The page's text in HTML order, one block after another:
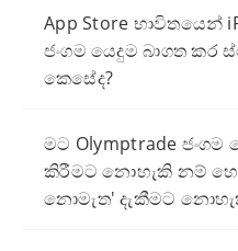
App Store භාවිතයෙන්
ජංගම යෙදුම බාගත කර
කෙසේද?
මට Olymptrade ජංගම
කිරීමට නොහැකි නම්
නොමැත' දැකීමට